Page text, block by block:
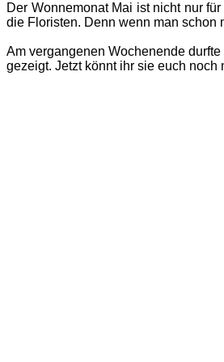
Der Wonnemonat Mai ist nicht nur
die Floristen. Denn wenn man schon
Am vergangenen Wochenende
gezeigt. Jetzt könnt ihr sie euch noch